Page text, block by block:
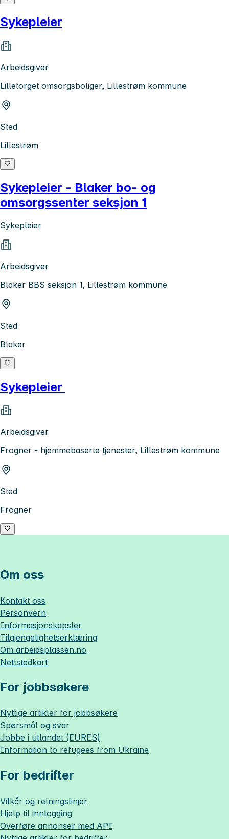
Sykepleier
Arbeidsgiver
Lilletorget omsorgsboliger, Lillestrøm kommune
Sted
Lillestrøm
Sykepleier - Blaker bo- og
omsorgssenter seksjon 1
Sykepleier
Arbeidsgiver
Blaker BBS seksjon 1, Lillestrøm kommune
Sted
Blaker
Sykepleier
Arbeidsgiver
Frogner - hjemmebaserte tjenester, Lillestrøm kommune
Sted
Frogner
Om oss
Kontakt oss
Personvern
Informasjonskapsler
Tilgjengelighetserklæring
Om arbeidsplassen.no
Nettstedkart
For jobbsøkere
Nyttige artikler for jobbsøkere
Spørsmål og svar
Jobbe i utlandet (EURES)
Information to refugees from Ukraine
For bedrifter
Vilkår og retningslinjer
Hjelp til innlogging
Overføre annonser med API